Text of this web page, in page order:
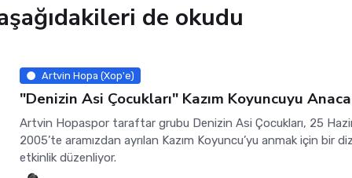
de okudu
Artvin Hopa (Xop'e)
"Denizin Asi Çocukları" Kazım Koyuncuyu
Artvin Hopaspor taraftar grubu Denizin Asi Çocukları, 25
2005’te aramızdan ayrılan Kazım Koyuncu’yu anmak için bir
etkinlik düzenliyor.